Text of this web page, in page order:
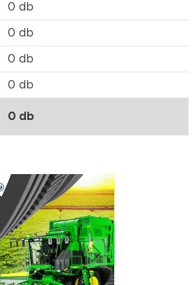
0 db
0 db
0 db
0 db
0 db